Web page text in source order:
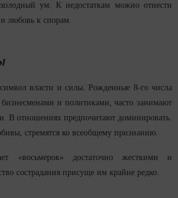
ум. К недостаткам можно отнести
любовь к спорам.
власти и силы. Рожденные 8-го числа
и политиками, часто занимают
В отношениях предпочитают доминировать.
стремятся ко всеобщему признанию.
«восьмерок» достаточно жесткими и
сострадания присуще им крайне редко.